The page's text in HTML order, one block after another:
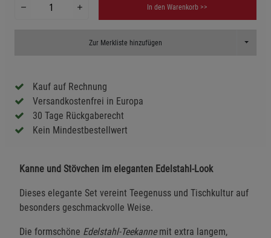
In den Warenkorb >>
Zur Merkliste hinzufügen Toggle
Kauf auf Rechnung
Versandkostenfrei in Europa
30 Tage Rückgaberecht
Kein Mindestbestellwert
Kanne und Stövchen im eleganten Edelstahl-Look
Dieses elegante Set vereint Teegenuss und Tischkultur auf
besonders geschmackvolle Weise.
Die formschöne Edelstahl-Teekannemit extra langem,